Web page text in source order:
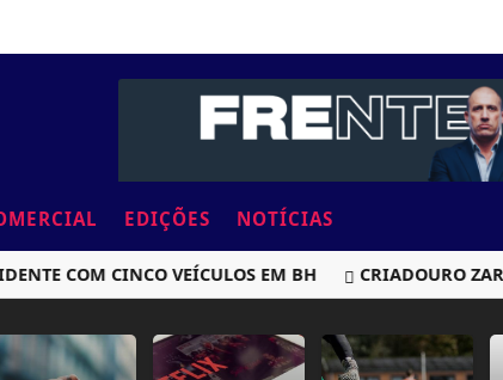
EDIÇÕES NOTÍCIAS
COM CINCO VEÍCULOS EM BH CRIADOURO